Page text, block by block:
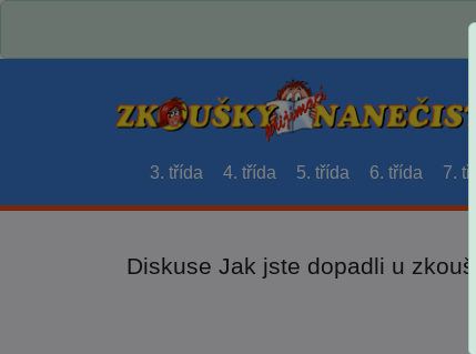
3. třída 4. třída 5. třída 6. třída 7.
Diskuse Jak jste dopadli u